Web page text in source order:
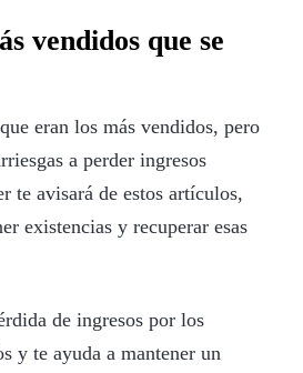
vendidos que se
eran los más vendidos, pero
a perder ingresos
te avisará de estos artículos,
existencias y recuperar esas
de ingresos por los
y te ayuda a mantener un